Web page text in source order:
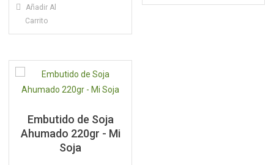
Añadir Al
Carrito
Embutido de Soja
Ahumado 220gr - Mi
Soja